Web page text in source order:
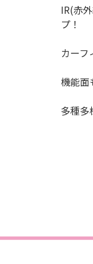
IR(赤
プ！
カー
機能面
多種多